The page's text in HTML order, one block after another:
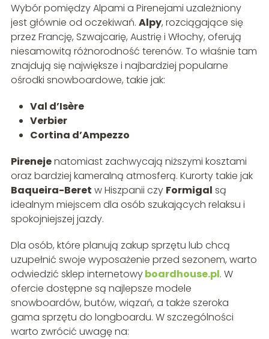
Wybór pomiędzy Alpami a Pirenejami uzależniony
jest głównie od oczekiwań. Alpy, rozciągające się
przez Francję, Szwajcarię, Austrię i Włochy, oferują
niesamowitą różnorodność terenów. To właśnie tam
znajdują się największe i najbardziej popularne
ośrodki snowboardowe, takie jak:
Val d’Isère
Verbier
Cortina d’Ampezzo
Pirenejenatomiast zachwycają niższymi kosztami
oraz bardziej kameralną atmosferą. Kurorty takie jak
Baqueira-Beret w Hiszpanii czy Formigal są
idealnym miejscem dla osób szukających relaksu i
spokojniejszej jazdy.
Dla osób, które planują zakup sprzętu lub chcą
uzupełnić swoje wyposażenie przed sezonem, warto
odwiedzić sklep internetowyboardhouse.pl. W
ofercie dostępne są najlepsze modele
snowboardów, butów, wiązań, a także szeroka
gama sprzętu do longboardu. W szczególności
warto zwrócić uwagę na: